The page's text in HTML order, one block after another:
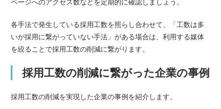
ページへのアクセス数などを定期的に確認しましょう。
各手法で発生している採用工数を照らし合わせて、「工数は多
いが採用に繋がっていない手法」がある場合は、利用する媒体
を絞ることで採用工数の削減に繋がります。
採用工数の削減に繋がった企業の事例
採用工数の削減を実現した企業の事例を紹介します。